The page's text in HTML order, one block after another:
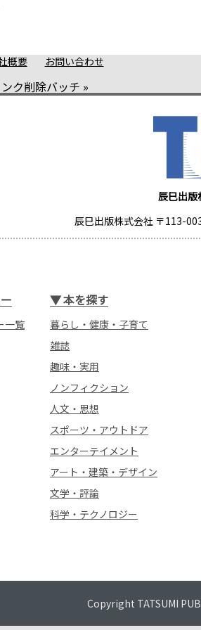
概要 お問い合わせ
ク削除バッチ »
辰巳出
辰巳出版株式会社 〒113-
一覧
▼本を探す
暮らし・健康・子育て
雑誌
趣味・実用
ノンフィクション
人文・思想
スポーツ・アウトドア
エンターテイメント
アート・建築・デザイン
文学・評論
科学・テクノロジー
Copyright TATSUMI